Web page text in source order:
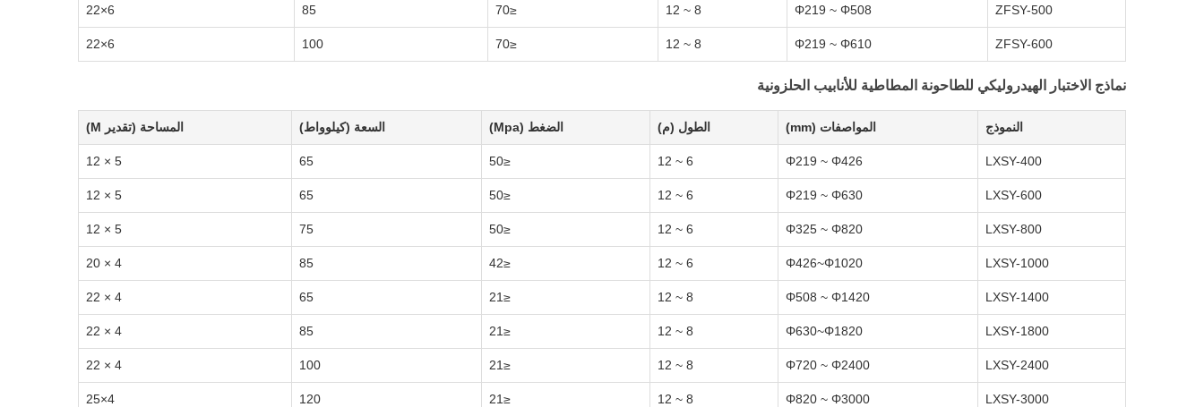
ZFSY-500
Φ219 ~ Φ508
8 ~ 12
≤70
85
6×22
ZFSY-600
Φ219 ~ Φ610
8 ~ 12
≤70
100
6×22
نماذج الاختبار الهيدروليكي للطاحونة المطاطية للأنابيب الحلزونية
النموذج المواصفات (mm) الطول (م) الضغط (Mpa) السعة (كيلوواط) المساحة (تقدير M)
LXSY-400
Φ219 ~ Φ426
6 ~ 12
≤50
65
5 × 12
LXSY-600
Φ219 ~ Φ630
6 ~ 12
≤50
65
5 × 12
LXSY-800
Φ325 ~ Φ820
6 ~ 12
≤50
75
5 × 12
LXSY-1000
Φ426~Φ1020
6 ~ 12
≤42
85
4 × 20
LXSY-1400
Φ508 ~ Φ1420
8 ~ 12
≤21
65
4 × 22
LXSY-1800
Φ630~Φ1820
8 ~ 12
≤21
85
4 × 22
LXSY-2400
Φ720 ~ Φ2400
8 ~ 12
≤21
100
4 × 22
LXSY-3000
Φ820 ~ Φ3000
8 ~ 12
≤21
120
4×25